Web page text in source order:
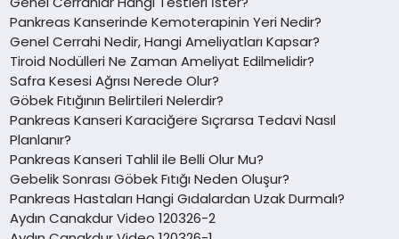
Pankreas Kanserinde Kemoterapinin Yeri Nedir?
Genel Cerrahi Nedir, Hangi Ameliyatları Kapsar?
Tiroid Nodülleri Ne Zaman Ameliyat Edilmelidir?
Safra Kesesi Ağrısı Nerede Olur?
Göbek Fıtığının Belirtileri Nelerdir?
Pankreas Kanseri Karaciğere Sıçrarsa Tedavi Nasıl
Planlanır?
Pankreas Kanseri Tahlil ile Belli Olur Mu?
Gebelik Sonrası Göbek Fıtığı Neden Oluşur?
Pankreas Hastaları Hangi Gıdalardan Uzak Durmalı?
Aydın Canakdur Video 120326-2